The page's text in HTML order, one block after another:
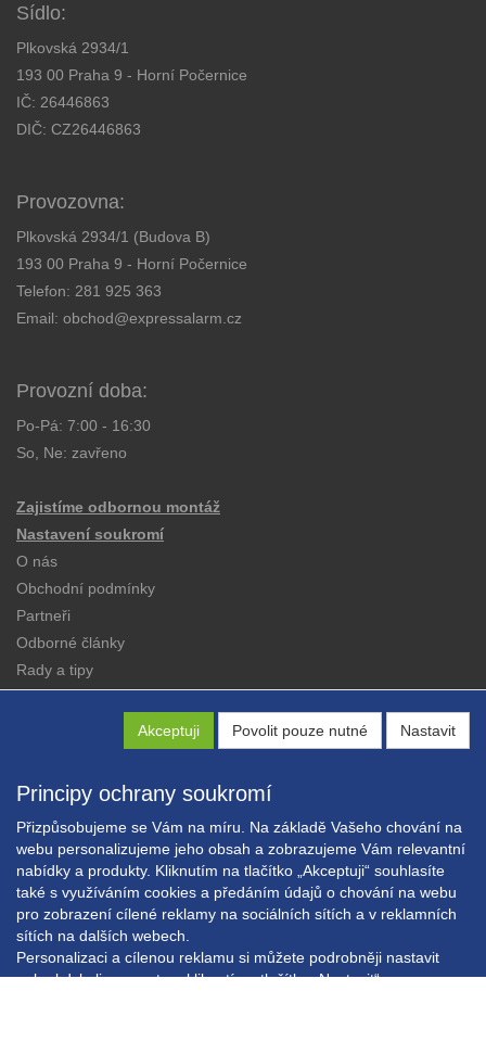
Akceptuji Povolit pouze nutné Nastavit
Principy ochrany soukromí
Přizpůsobujeme se Vám na míru. Na základě Vašeho chování na
webu personalizujeme jeho obsah a zobrazujeme Vám relevantní
nabídky a produkty. Kliknutím na tlačítko „Akceptuji“ souhlasíte
také s využíváním cookies a předáním údajů o chování na webu
pro zobrazení cílené reklamy na sociálních sítích a v reklamních
sítích na dalších webech.
Personalizaci a cílenou reklamu si můžete podrobněji nastavit
nebo kdykoli vypnout po kliknutí na tlačítko „Nastavit“.
Sídlo:
Plkovská 2934/1
193 00 Praha 9 - Horní Počernice
IČ: 26446863
DIČ: CZ26446863
Provozovna:
Plkovská 2934/1 (Budova B)
193 00 Praha 9 - Horní Počernice
Telefon: 281 925 363
Email: obchod@expressalarm.cz
Provozní doba:
Po-Pá: 7:00 - 16:30
So, Ne: zavřeno
Zajistíme odbornou montáž
Nastavení soukromí
O nás
Obchodní podmínky
Partneři
Odborné články
Rady a tipy
Copyright © EXPRESS ALARM Czech s.r.o.
Powered byABRA E-shop